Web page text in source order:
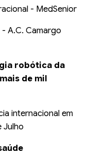
- MedSenior
A.C. Camargo
robótica da
de mil
internacional em
Julho